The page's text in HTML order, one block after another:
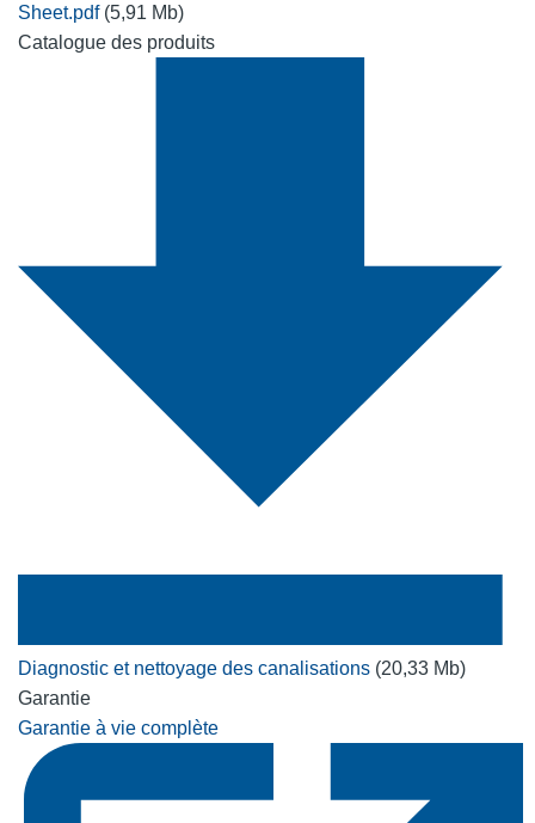
Sheet.pdf (5,91 Mb)
Catalogue des produits
Diagnostic et nettoyage des canalisations (20,33 Mb)
Garantie
Garantie à vie complète